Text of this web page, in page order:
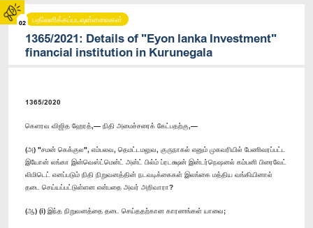
02 பதிலளிக்கப்படவுள்ளவைகள்
1365/2021: Details of "Eyon lanka Investment"
financial institution in Kurunegala
1365/2020
கெளரவ விஜித ஹேரத்,— நிதி அமைச்சரைக் கேட்பதற்கு,—
(அ) "சமன் கெக்குல", எம்பலவ, தெமட்டமலுவ, குருநாகல் எனும் முகவரியில் பேணிவரப்பட்ட
இயோன் லங்கா இன்வெஸ்ட்மென்ட் அன்ட் பில்ம் ப்ரடக்ஷன் இன்டர்நெஷனல் கம்பனி பிரைவேட்
லிமிடெட் எனப்படும் நிதி நிறுவனத்தின் நடவடிக்கைகள் இலங்கை மத்திய வங்கியினால்
தடை செய்யப்பட்டுள்ளன என்பதை அவர் அறிவாரா?
(ஆ) (i) இந்த நிறுவனத்தை தடை செய்ததற்கான காரணங்கள் யாவை;